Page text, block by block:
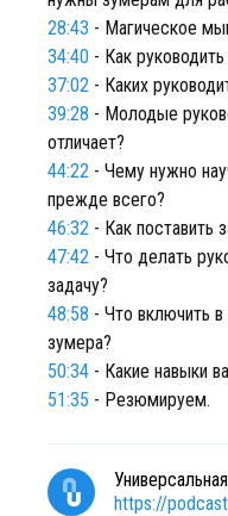
28:43 - Магическое
34:40 - Как
37:02 - Каких
39:28 - Молодые
отличает?
44:22 - Чему нужно
прежде всего?
46:32 - Как поставить
47:42 - Что делать
задачу?
48:58 - Что включить в
зумера?
50:34 - Какие навыки
51:35 - Резюмируем.
https://